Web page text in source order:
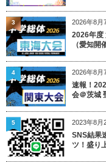
2026年8月
2026年度
（愛知開
3
2026年8月
速報！
会＠茨城
4
2023年8月
SNS結果
ツ！盛り
5